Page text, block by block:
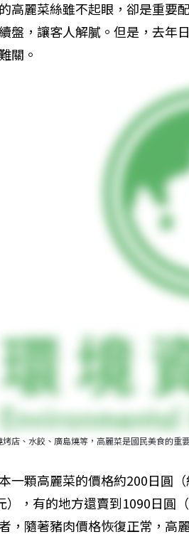
高麗菜絲雖不起眼，卻是重要
盤，讓客人解膩。但是，去年
關。
店、水餃、廣島燒等，高麗菜是國民美食的重
一顆高麗菜的價格約200日圓
），有的地方還賣到1090日圓
，隨著豬肉價格恢復正常，高